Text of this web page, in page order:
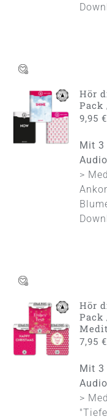
IN DEN
WARENKORB
/
DETAILS
Hör
9,95€
Mit 3
>
IN DEN
WARENKORB
/
DETAILS
Hör
7,95€
Mit 3
>